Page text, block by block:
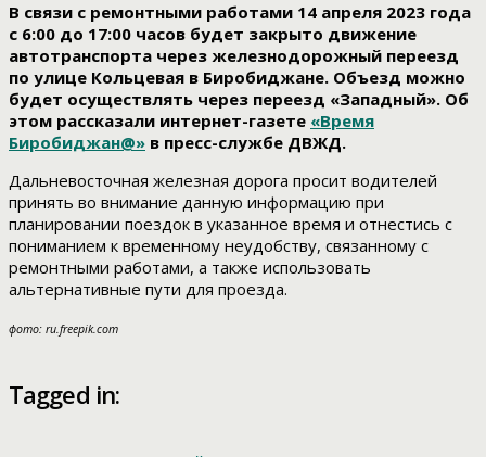
В связи с ремонтными работами 14 апреля 2023 года
с 6:00 до 17:00 часов будет закрыто движение
автотранспорта через железнодорожный переезд
по улице Кольцевая в Биробиджане. Объезд можно
будет осуществлять через переезд «Западный». Об
этом рассказали интернет-газете «Время
Биробиджан@» в пресс-службе ДВЖД.
Дальневосточная железная дорога просит водителей
принять во внимание данную информацию при
планировании поездок в указанное время и отнестись с
пониманием к временному неудобству, связанному с
ремонтными работами, а также использовать
альтернативные пути для проезда.
фото: ru.freepik.com
Tagged in: